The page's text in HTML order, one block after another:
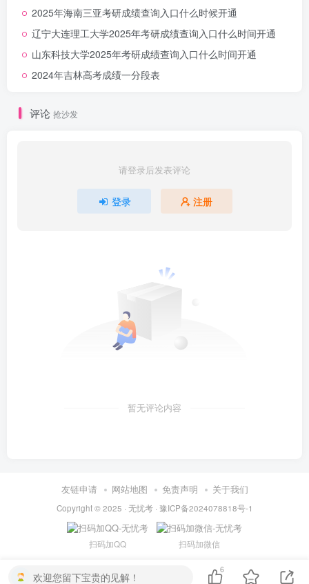
2025年海南三亚考研成绩查询入口什么时候开通
辽宁大连理工大学2025年考研成绩查询入口什么时间开通
山东科技大学2025年考研成绩查询入口什么时间开通
2024年吉林高考成绩一分段表
评论 抢沙发
请登录后发表评论
登录 注册
暂无评论内容
友链申请 网站地图 免责声明 关于我们
Copyright © 2025 · 无忧考· 豫ICP备2024078818号-1
扫码加QQ 扫码加微信
欢迎您留下宝贵的见解！
6